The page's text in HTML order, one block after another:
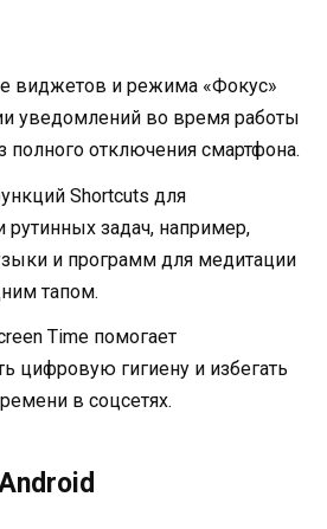
виджетов и режима «Фокус»
уведомлений во время работы
полного отключения смартфона.
Shortcuts для
рутинных задач, например,
и программ для медитации
тапом.
Time помогает
цифровую гигиену и избегать
в соцсетях.